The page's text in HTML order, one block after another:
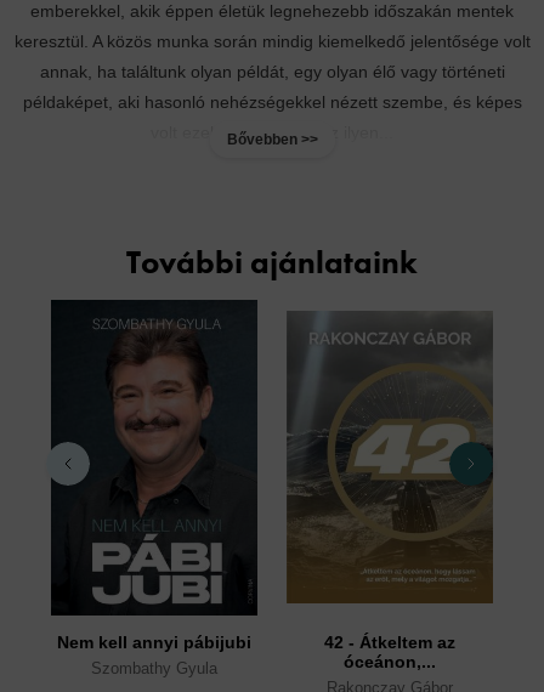
emberekkel, akik éppen életük legnehezebb időszakán mentek
keresztül. A közös munka során mindig kiemelkedő jelentősége volt
annak, ha találtunk olyan példát, egy olyan élő vagy történeti
példaképet, aki hasonló nehézségekkel nézett szembe, és képes
volt ezeket leküzdeni. Az ilyen...
Bővebben >>
További ajánlataink
Nem kell annyi pábijubi
Szombathy Gyula
42 - Átkeltem az
óceánon,...
Rakonczay Gábor